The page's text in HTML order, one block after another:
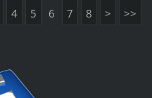
4 5 6 7 8 > >>